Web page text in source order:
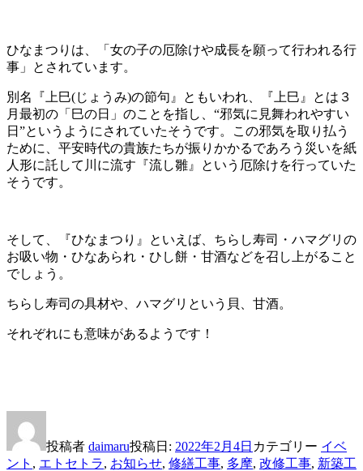
ひなまつりは、「女の子の厄除けや成長を願って行われる行
事」とされています。
別名『上巳(じょうみ)の節句』ともいわれ、『上巳』とは３
月最初の「巳の日」のことを指し、“邪気に見舞われやすい
日”というようにされていたそうです。この邪気を取り払う
ために、平安時代の貴族たちが振りかかるであろう災いを紙
人形に託して川に流す『流し雛』という厄除けを行っていた
そうです。
そして、『ひなまつり』といえば、ちらし寿司・ハマグリの
お吸い物・ひなあられ・ひし餅・甘酒などを召し上がること
でしょう。
ちらし寿司の具材や、ハマグリという貝、甘酒。
それぞれにも意味があるようです！
投稿者 daimaru投稿日: 2022年2月4日 カテゴリー イベ
ント , エトセトラ, お知らせ, 修繕工事, 多摩, 改修工事, 新築工